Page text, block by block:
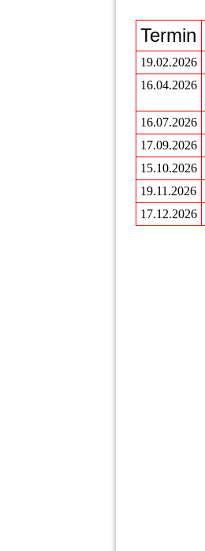
Termin
19.02.2026
16.04.2026
16.07.2026
17.09.2026
15.10.2026
19.11.2026
17.12.2026